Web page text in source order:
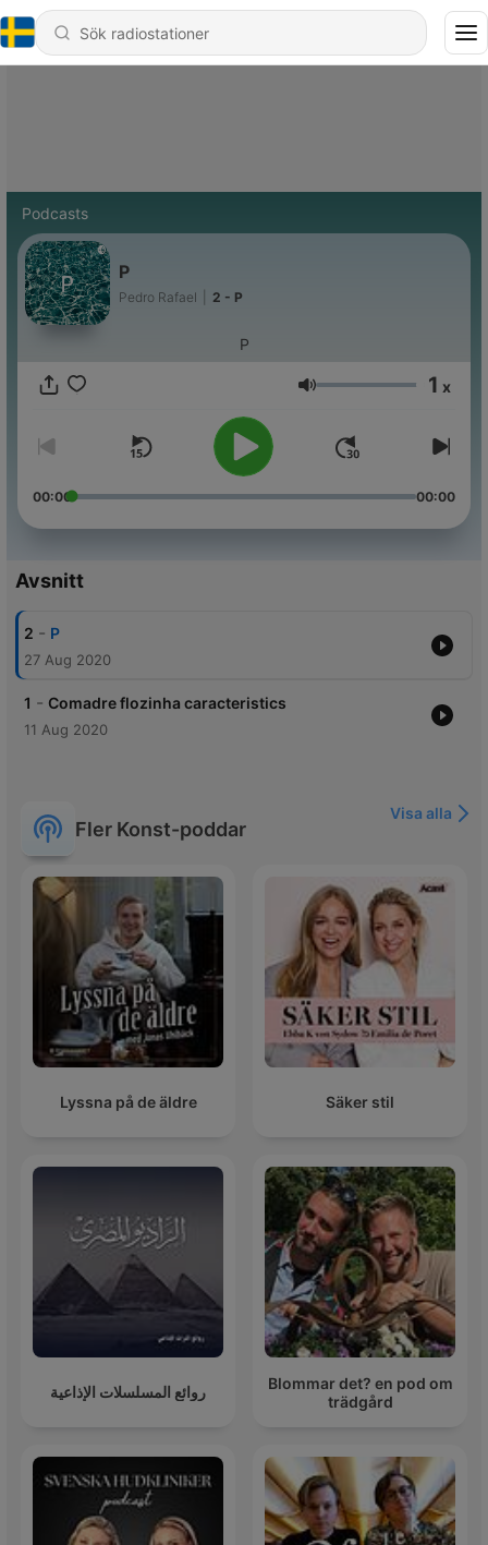
Podcasts
P
Pedro Rafael 2 - P
P
Volym 1 x
00:00 00:00
Avsnitt
2 - P
27 Aug 2020
1 - Comadre flozinha caracteristics
11 Aug 2020
Fler Konst-poddar
Visa alla
Lyssna på de äldre Säker stil
روائع المسلسلات الإذاعية
Blommar det? en pod om
trädgård